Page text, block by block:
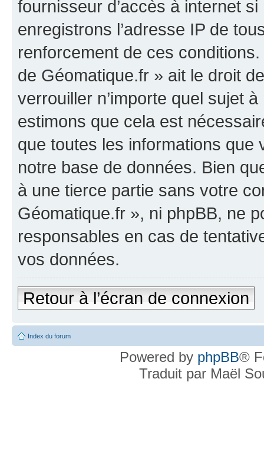
fournisseur d’accès à internet
enregistrons l’adresse IP de
renforcement de ces
de Géomatique.fr » ait le droit
verrouiller n’importe quel sujet
estimons que cela est
que toutes les informations
notre base de données. Bien
à une tierce partie sans votre
Géomatique.fr », ni phpBB, ne
responsables en cas de
vos données.
Retour à l’écran de connexion
Index du forum
Powered by phpBB®
Traduit par Maël